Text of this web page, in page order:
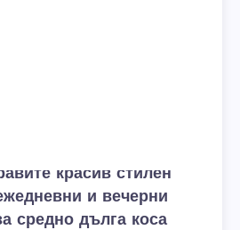
красив стилен
и вечерни
средно дълга коса